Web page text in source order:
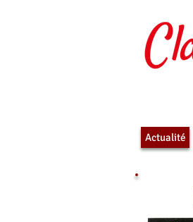
Actualité